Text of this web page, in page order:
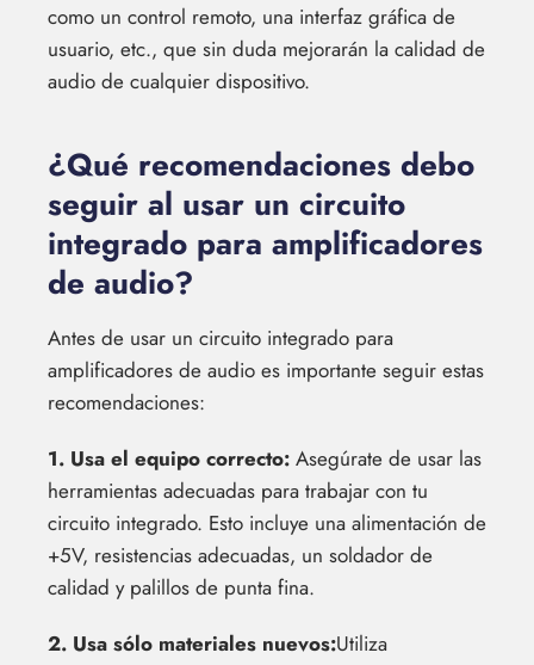
como un control remoto, una interfaz gráfica de
usuario, etc., que sin duda mejorarán la calidad de
audio de cualquier dispositivo.
¿Qué recomendaciones debo
seguir al usar un circuito
integrado para amplificadores
de audio?
Antes de usar un circuito integrado para
amplificadores de audio es importante seguir estas
recomendaciones:
1. Usa el equipo correcto: Asegúrate de usar las
herramientas adecuadas para trabajar con tu
circuito integrado. Esto incluye una alimentación de
+5V, resistencias adecuadas, un soldador de
calidad y palillos de punta fina.
2. Usa sólo materiales nuevos:Utiliza